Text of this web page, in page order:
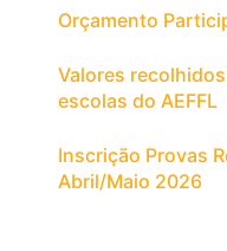
Orçamento
Valores
escolas do AEFFL
Inscrição Provas
Abril/Maio 2026